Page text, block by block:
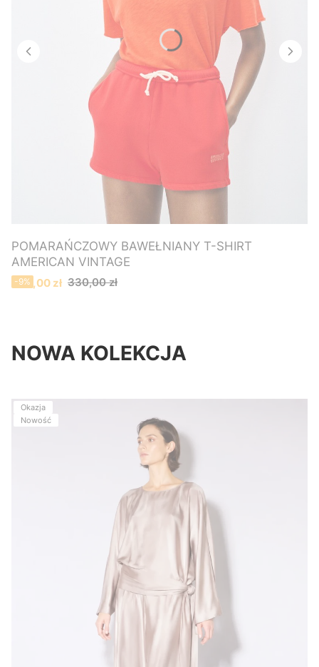
POMARAŃCZOWY BAWEŁNIANY T-SHIRT
AMERICAN VINTAGE
Cena promocyjna
300,00 zł 330,00 zł
-9%
NOWA KOLEKCJA
Okazja
Nowość